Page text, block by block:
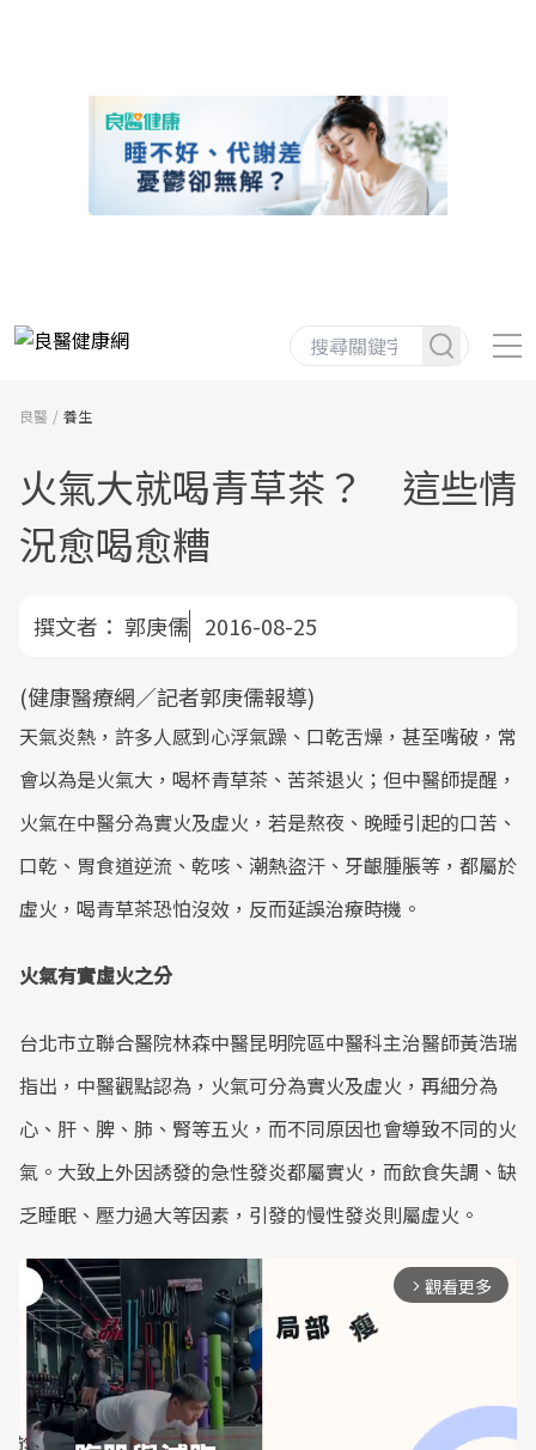
良醫 養生
火氣大就喝青草茶？ 這些情
況愈喝愈糟
撰文者： 郭庚儒 2016-08-25
(健康醫療網／記者郭庚儒報導)
天氣炎熱，許多人感到心浮氣躁、口乾舌燥，甚至嘴破，常
會以為是火氣大，喝杯青草茶、苦茶退火；但中醫師提醒，
火氣在中醫分為實火及虛火，若是熬夜、晚睡引起的口苦、
口乾、胃食道逆流、乾咳、潮熱盜汗、牙齦腫脹等，都屬於
虛火，喝青草茶恐怕沒效，反而延誤治療時機。
火氣有實虛火之分
台北市立聯合醫院林森中醫昆明院區中醫科主治醫師黃浩瑞
指出，中醫觀點認為，火氣可分為實火及虛火，再細分為
心、肝、脾、肺、腎等五火，而不同原因也會導致不同的火
氣。大致上外因誘發的急性發炎都屬實火，而飲食失調、缺
乏睡眠、壓力過大等因素，引發的慢性發炎則屬虛火。
arrow_forward_ios 觀看更多